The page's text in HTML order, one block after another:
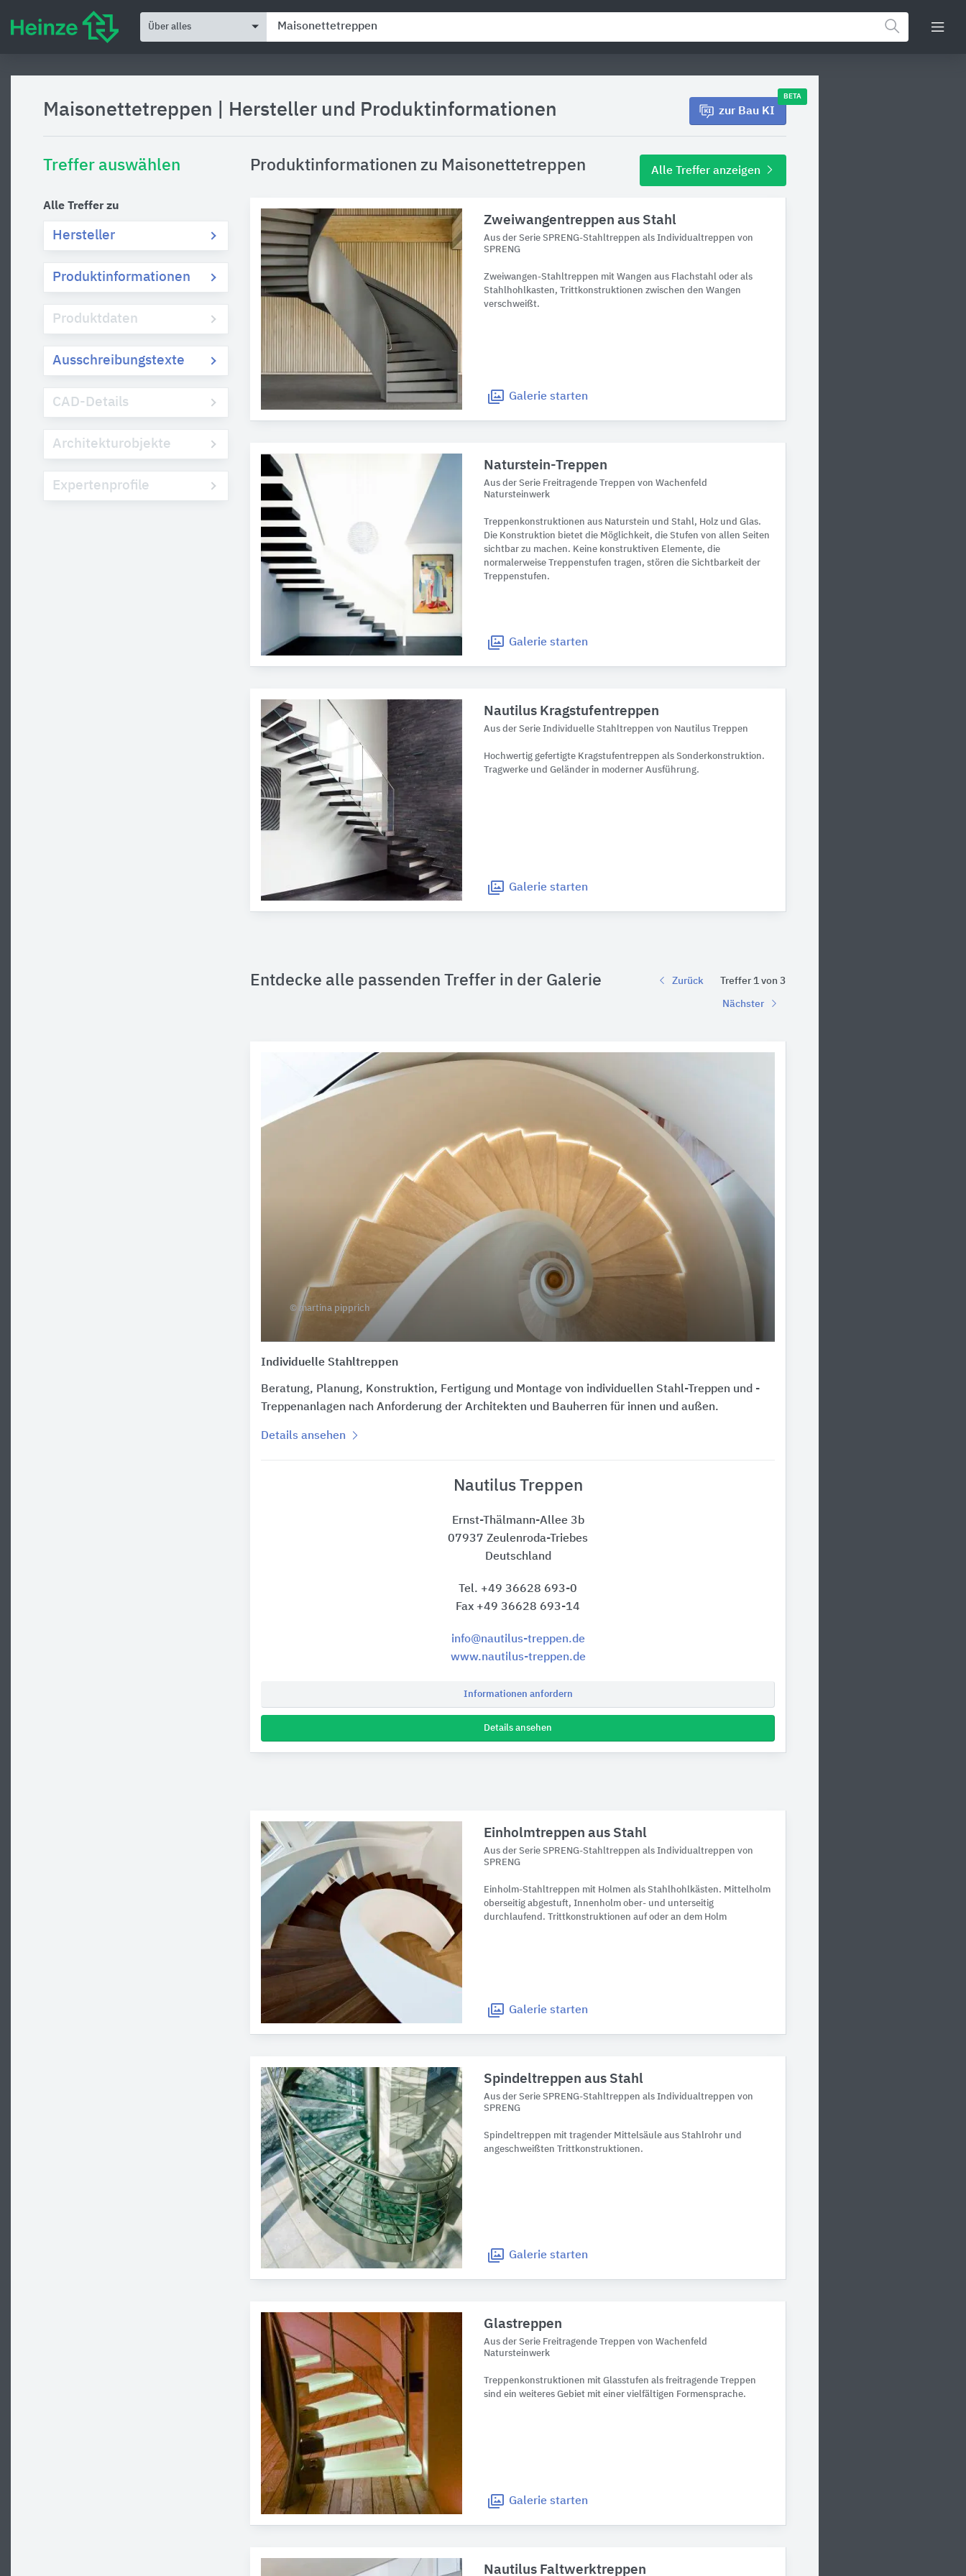
Über alles
Maisonettetreppen Hersteller und Produktinformationen zur Bau KI
BETA
Treffer auswählen
Alle Treffer zu
Hersteller
Produktinformationen
Produktdaten
Ausschreibungstexte
CAD-Details
Architekturobjekte
Expertenprofile
Produktinformationen zu Maisonettetreppen Alle Treffer anzeigen
Zweiwangentreppen aus Stahl
Aus der Serie SPRENG-Stahltreppen als Individualtreppen von
SPRENG
Zweiwangen-Stahltreppen mit Wangen aus Flachstahl oder als
Stahlhohlkasten, Trittkonstruktionen zwischen den Wangen
verschweißt.
Galerie starten
Naturstein-Treppen
Aus der Serie Freitragende Treppen von Wachenfeld
Natursteinwerk
Treppenkonstruktionen aus Naturstein und Stahl, Holz und Glas.
Die Konstruktion bietet die Möglichkeit, die Stufen von allen Seiten
sichtbar zu machen. Keine konstruktiven Elemente, die
normalerweise Treppenstufen tragen, stören die Sichtbarkeit der
Treppenstufen.
Galerie starten
Nautilus Kragstufentreppen
Aus der Serie Individuelle Stahltreppen von Nautilus Treppen
Hochwertig gefertigte Kragstufentreppen als Sonderkonstruktion.
Tragwerke und Geländer in moderner Ausführung.
Galerie starten
Entdecke alle passenden Treffer in der Galerie Zurück Treffer 1 von 3
Nächster
© martina pipprich
Individuelle Stahltreppen
Beratung, Planung, Konstruktion, Fertigung und Montage von individuellen Stahl-Treppen und -
Treppenanlagen nach Anforderung der Architekten und Bauherren für innen und außen.
Details ansehen
Nautilus Treppen
Ernst-Thälmann-Allee 3b
07937 Zeulenroda-Triebes
Deutschland
Tel. +49 36628 693-0
Fax +49 36628 693-14
info@nautilus-treppen.de
www.nautilus-treppen.de
Informationen anfordern
Details ansehen
Einholmtreppen aus Stahl
Aus der Serie SPRENG-Stahltreppen als Individualtreppen von
SPRENG
Einholm-Stahltreppen mit Holmen als Stahlhohlkästen. Mittelholm
oberseitig abgestuft, Innenholm ober- und unterseitig
durchlaufend. Trittkonstruktionen auf oder an dem Holm
Galerie starten
Spindeltreppen aus Stahl
Aus der Serie SPRENG-Stahltreppen als Individualtreppen von
SPRENG
Spindeltreppen mit tragender Mittelsäule aus Stahlrohr und
angeschweißten Trittkonstruktionen.
Galerie starten
Glastreppen
Aus der Serie Freitragende Treppen von Wachenfeld
Natursteinwerk
Treppenkonstruktionen mit Glasstufen als freitragende Treppen
sind ein weiteres Gebiet mit einer vielfältigen Formensprache.
Galerie starten
Nautilus Faltwerktreppen